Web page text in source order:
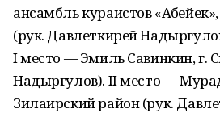
ансамбль кураистов
(рук. Давлеткирей
I место — Эмиль Савинкин, г.
Надыргулов). II место —
Зилаирский район (рук.